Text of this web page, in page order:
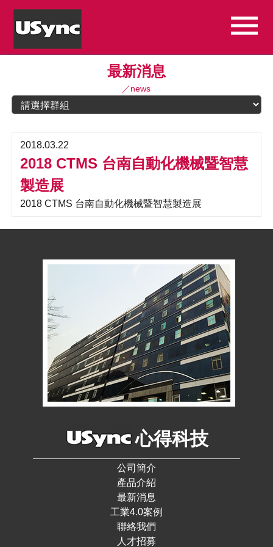
最新消息
／news
2018.03.22
2018 CTMS 台南自動化機械暨智慧
製造展
2018 CTMS 台南自動化機械暨智慧製造展
心得科技
公司簡介
產品介紹
最新消息
工業4.0案例
聯絡我們
人才招募